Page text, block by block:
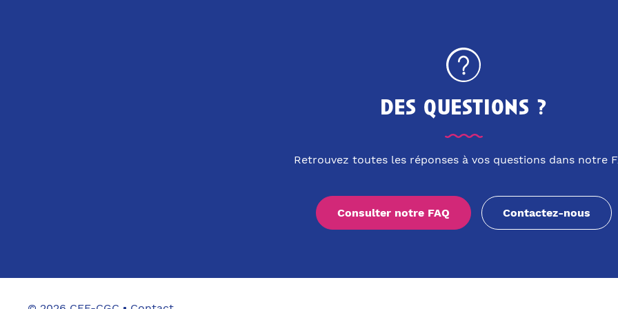
des questions ?
Retrouvez toutes les réponses à vos questions dans notre
Consulter notre FAQ Contactez-nous